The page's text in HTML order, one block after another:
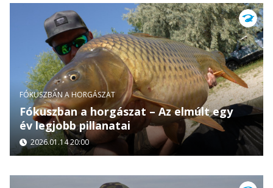
FÓKUSZBAN A HORGÁSZAT
Fókuszban a horgászat – Az elmúlt egy
év legjobb pillanatai
2026.01.14 20:00